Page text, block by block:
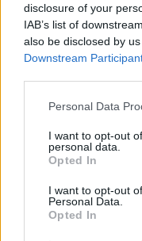
disclosure of your
IAB’s list of
also be disclosed by
Downstream
Please note that this
not limited to your visit
grant or deny consent
use your data for
consent section.
Personal Data
I want to opt-out
personal data.
Opted In
I want to opt-out
Personal Data.
Opted In
Το «αθώο»
συκώτι